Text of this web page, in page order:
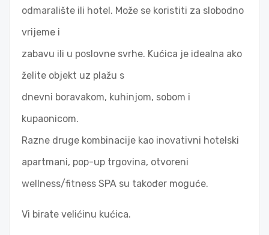
odmaralište ili hotel. Može se koristiti za slobodno
vrijeme i
zabavu ili u poslovne svrhe. Kućica je idealna ako
želite objekt uz plažu s
dnevni boravakom, kuhinjom, sobom i
kupaonicom.
Razne druge kombinacije kao inovativni hotelski
apartmani, pop-up trgovina, otvoreni
wellness/fitness SPA su također moguće.
Vi birate velićinu kućica.